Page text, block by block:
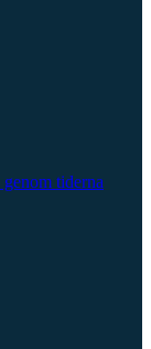
tiderna